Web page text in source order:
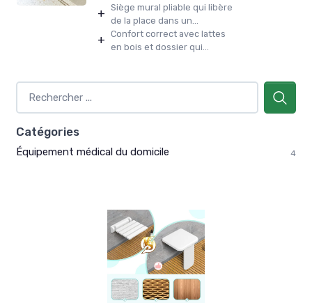
+ Siège mural pliable qui libère
de la place dans un...
+ Confort correct avec lattes
en bois et dossier qui...
Catégories
Équipement médical du domicile 4